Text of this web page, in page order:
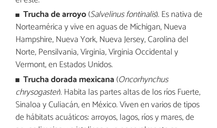
Trucha de arroyo(Salvelinus fontinalis). Es nativa de
Norteamérica y vive en aguas de Míchigan, Nueva
Hampshire, Nueva York, Nueva Jersey, Carolina del
Norte, Pensilvania, Virginia, Virginia Occidental y
Vermont, en Estados Unidos.
Trucha dorada mexicana (Oncorhynchus
chrysogaster). Habita las partes altas de los ríos Fuerte,
Sinaloa y Culiacán, en México. Viven en varios de tipos
de hábitats acuáticos: arroyos, lagos, ríos y mares, de